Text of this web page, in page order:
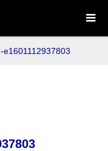
e1601112937803